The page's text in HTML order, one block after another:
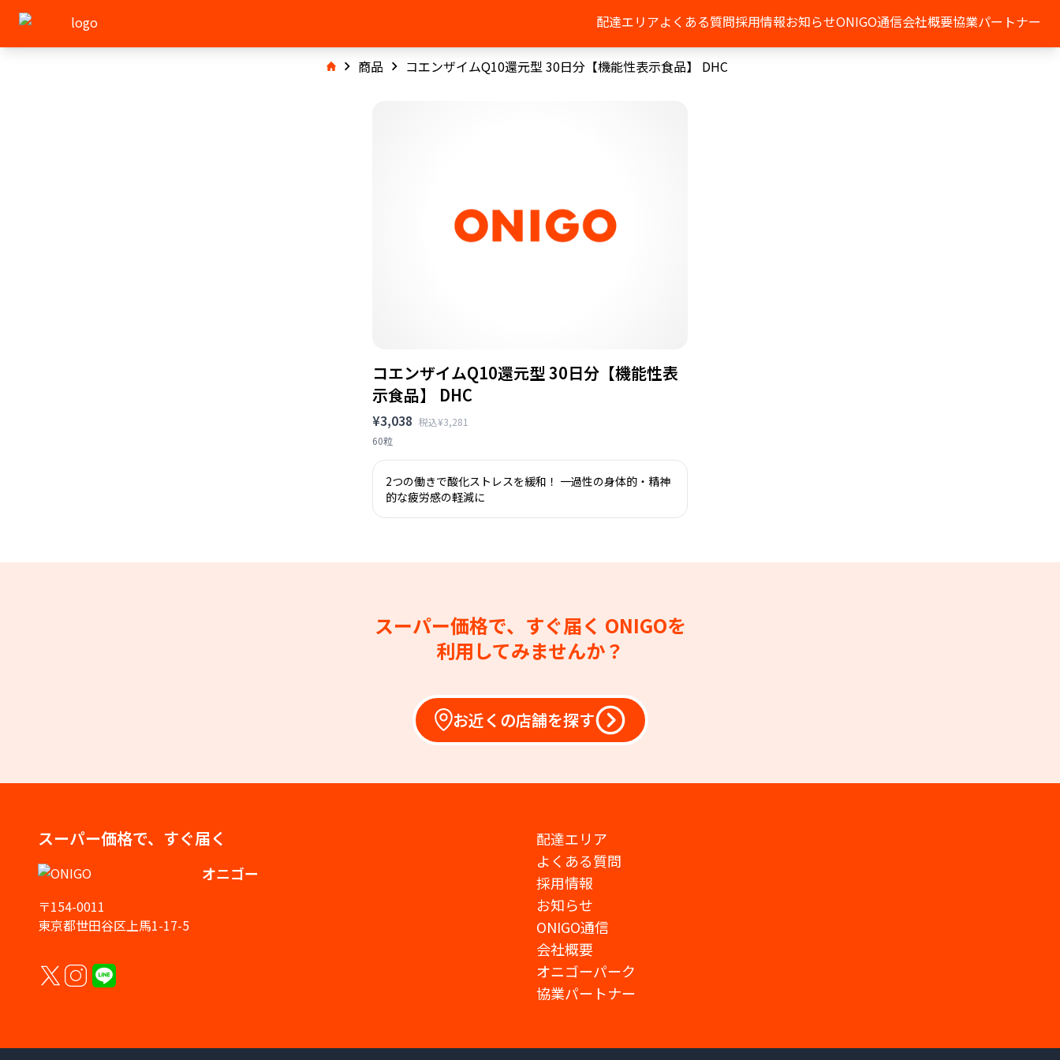
配達エリアよくある質問採用情報お知らせONIGO通信会社概要協業パートナー
商品 コエンザイムQ10還元型 30日分【機能性表示食品】 DHC
コエンザイムQ10還元型 30日分【機能性表
示食品】 DHC
¥3,038 税込¥3,281
60粒
2つの働きで酸化ストレスを緩和！ 一過性の身体的・精神
的な疲労感の軽減に
スーパー価格で、すぐ届く ONIGOを
利用してみませんか？
お近くの店舗を探す
スーパー価格で、すぐ届く
オニゴー
〒154-0011
東京都世田谷区上馬1-17-5
配達エリア
よくある質問
採用情報
お知らせ
ONIGO通信
会社概要
オニゴーパーク
協業パートナー